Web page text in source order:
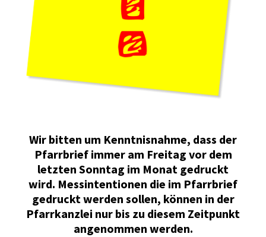
Wir bitten um Kenntnisnahme, dass der
Pfarrbrief immer am Freitag vor dem
letzten Sonntag im Monat gedruckt
wird. Messintentionen die im Pfarrbrief
gedruckt werden sollen, können in der
Pfarrkanzlei nur bis zu diesem Zeitpunkt
angenommen werden.